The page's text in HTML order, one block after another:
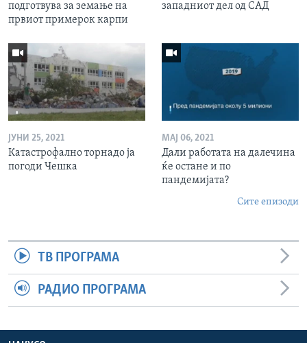
подготвува за земање на
првиот примерок карпи
западниот дел од САД
ЈУНИ 25, 2021
Катастрофално торнадо ја
погоди Чешка
МАЈ 06, 2021
Дали работата на далечина
ќе остане и по
пандемијата?
Сите епизоди
ТВ ПРОГРАМА
РАДИО ПРОГРАМА